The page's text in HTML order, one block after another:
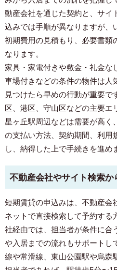
動産会社を通じた契約と、サイ
込みでは手順が異なりますが、
初期費用の見積もり、必要書類
なります。
家具・家電付きや敷金・礼金な
車場付きなどの条件の物件は人
見つけたら早めの行動が重要で
区、港区、守山区などの主要エ
星ヶ丘駅周辺などは需要が高く
の支払い方法、契約期間、利用
し、納得した上で手続きを進め
不動産会社やサイト検索
短期賃貸の申込みは、不動産会
ネットで直接検索して予約する
社経由では、担当者が条件に合
や入居までの流れもサポートし
線や常滑線、東山公園駅や烏森